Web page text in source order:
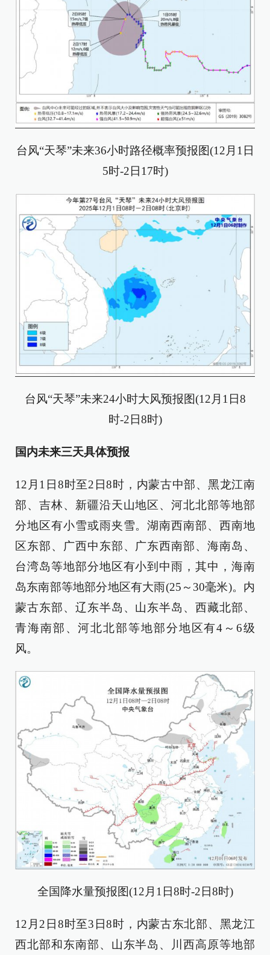
台风“天琴”未来36小时路径概率预报图(12月1日
5时-2日17时)
台风“天琴”未来24小时大风预报图(12月1日8
时-2日8时)
国内未来三天具体预报
12月1日8时至2日8时，内蒙古中部、黑龙江南
部、吉林、新疆沿天山地区、河北北部等地部
分地区有小雪或雨夹雪。湖南西南部、西南地
区东部、广西中东部、广东西南部、海南岛、
台湾岛等地部分地区有小到中雨，其中，海南
岛东南部等地部分地区有大雨(25～30毫米)。内
蒙古东部、辽东半岛、山东半岛、西藏北部、
青海南部、河北北部等地部分地区有4～6级
风。
全国降水量预报图(12月1日8时-2日8时)
12月2日8时至3日8时，内蒙古东北部、黑龙江
西北部和东南部、山东半岛、川西高原等地部